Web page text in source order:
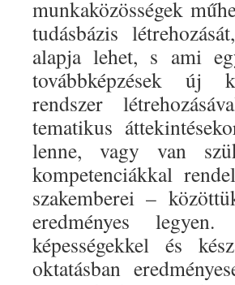
munkaközösségek
tudásbázis
alapja lehet, s ami
továbbképzések új
rendszer
tematikus
lenne, vagy van
kompetenciákkal
szakemberei –
eredményes
képességekkel és
oktatásban